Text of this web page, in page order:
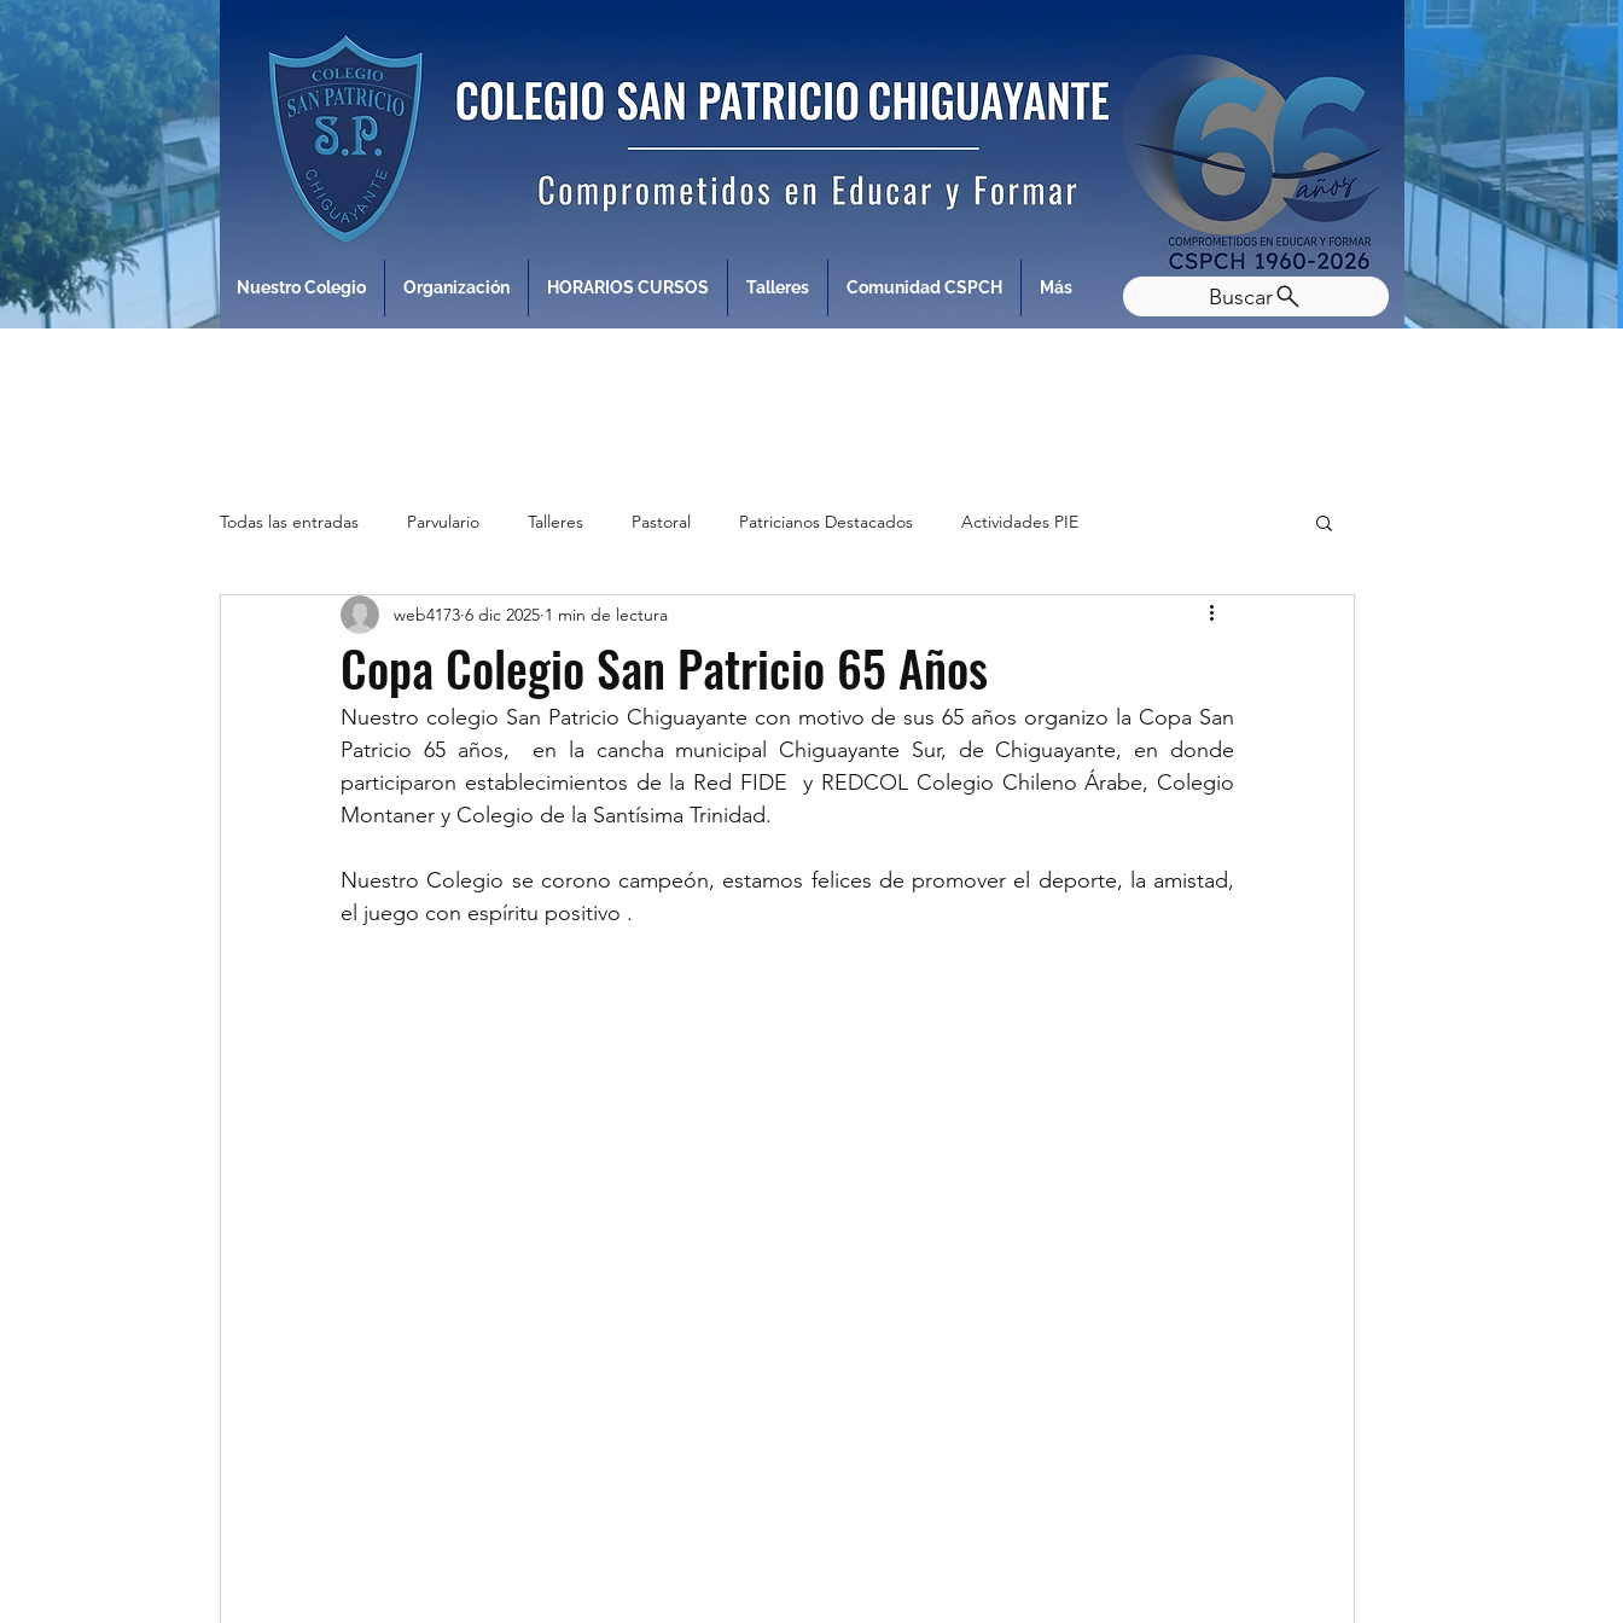
Nuestro Colegio Organización HORARIOS CURSOS Talleres Comunidad CSPCH Más Buscar
Todas las entradas Parvulario Talleres Pastoral Patricianos Destacados Actividades PIE
Copa Colegio San Patricio 65 Años
web4173 6 dic 2025 1 min de lectura
Nuestro colegio San Patricio Chiguayante con motivo de sus 65 años organizo la Copa San
Patricio 65 años,  en la cancha municipal Chiguayante Sur, de Chiguayante, en donde
participaron establecimientos de la Red FIDE  y REDCOL Colegio Chileno Árabe, Colegio
Montaner y Colegio de la Santísima Trinidad.
Nuestro Colegio se corono campeón, estamos felices de promover el deporte, la amistad,
el juego con espíritu positivo .